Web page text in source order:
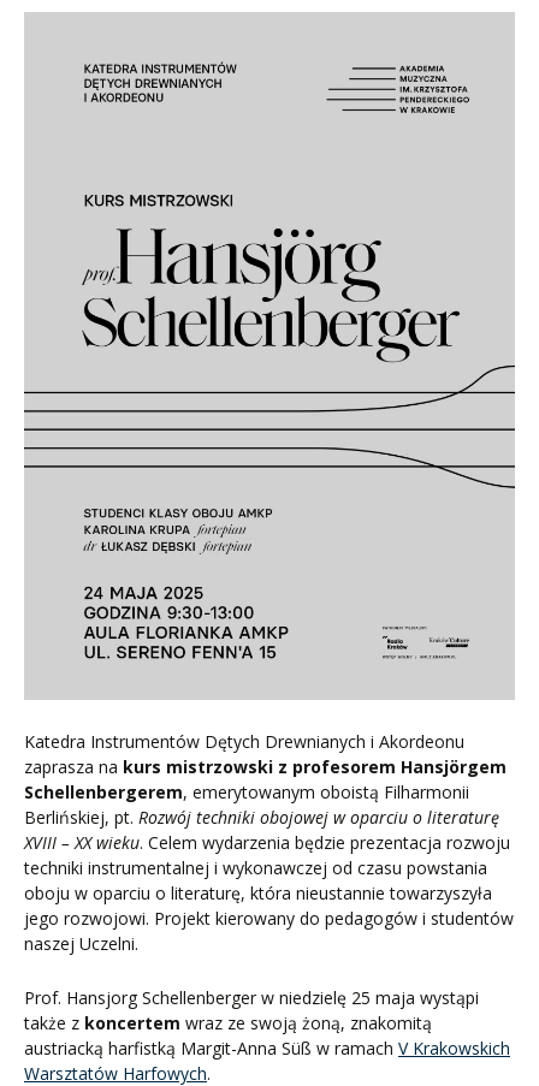
Katedra Instrumentów Dętych Drewnianych i Akordeonu
zaprasza na kurs mistrzowski z profesorem Hansjörgem
Schellenbergerem, emerytowanym oboistą Filharmonii
Berlińskiej, pt. Rozwój techniki obojowej w oparciu o literaturę
XVIII – XX wieku. Celem wydarzenia będzie prezentacja rozwoju
techniki instrumentalnej i wykonawczej od czasu powstania
oboju w oparciu o literaturę, która nieustannie towarzyszyła
jego rozwojowi. Projekt kierowany do pedagogów i studentów
naszej Uczelni.
Prof. Hansjorg Schellenberger w niedzielę 25 maja wystąpi
także z koncertem wraz ze swoją żoną, znakomitą
austriacką harfistką Margit-Anna Süß w ramach V Krakowskich
Warsztatów Harfowych.